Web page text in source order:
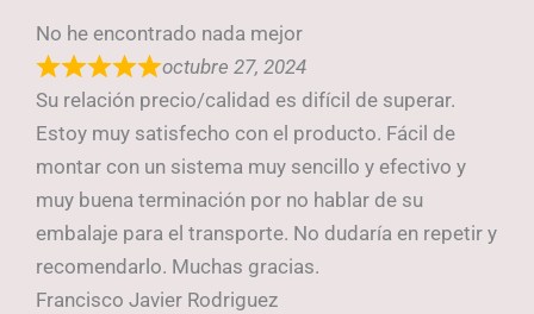
No he encontrado nada mejor
octubre 27, 2024
Su relación precio/calidad es difícil de superar.
Estoy muy satisfecho con el producto. Fácil de
montar con un sistema muy sencillo y efectivo y
muy buena terminación por no hablar de su
embalaje para el transporte. No dudaría en repetir y
recomendarlo. Muchas gracias.
Francisco Javier Rodriguez